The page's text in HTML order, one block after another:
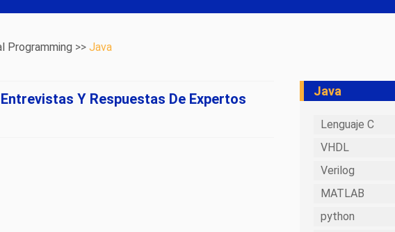
Programming >> Java
Y Respuestas De Expertos
Java
Lenguaje C
VHDL
Verilog
MATLAB
python